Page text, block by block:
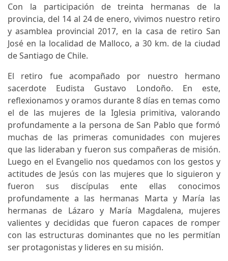
Con la participación de treinta hermanas de la
provincia, del 14 al 24 de enero, vivimos nuestro retiro
y asamblea provincial 2017, en la casa de retiro San
José en la localidad de Malloco, a 30 km. de la ciudad
de Santiago de Chile.
El retiro fue acompañado por nuestro hermano
sacerdote Eudista Gustavo Londoño. En este,
reflexionamos y oramos durante 8 días en temas como
el de las mujeres de la Iglesia primitiva, valorando
profundamente a la persona de San Pablo que formó
muchas de las primeras comunidades con mujeres
que las lideraban y fueron sus compañeras de misión.
Luego en el Evangelio nos quedamos con los gestos y
actitudes de Jesús con las mujeres que lo siguieron y
fueron sus discípulas ente ellas conocimos
profundamente a las hermanas Marta y María las
hermanas de Lázaro y María Magdalena, mujeres
valientes y decididas que fueron capaces de romper
con las estructuras dominantes que no les permitían
ser protagonistas y lideres en su misión.